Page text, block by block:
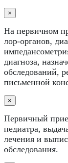
×
На первичном
лор-органов,
диагноза,
обследований,
письменной
×
Первичный
педиатра,
лечения и
обследования.